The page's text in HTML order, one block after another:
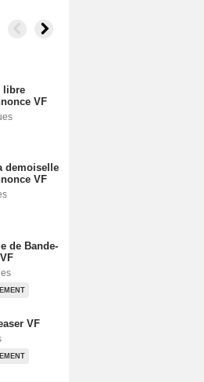
libre
VF
demoiselle
VF
de Bande-
VF